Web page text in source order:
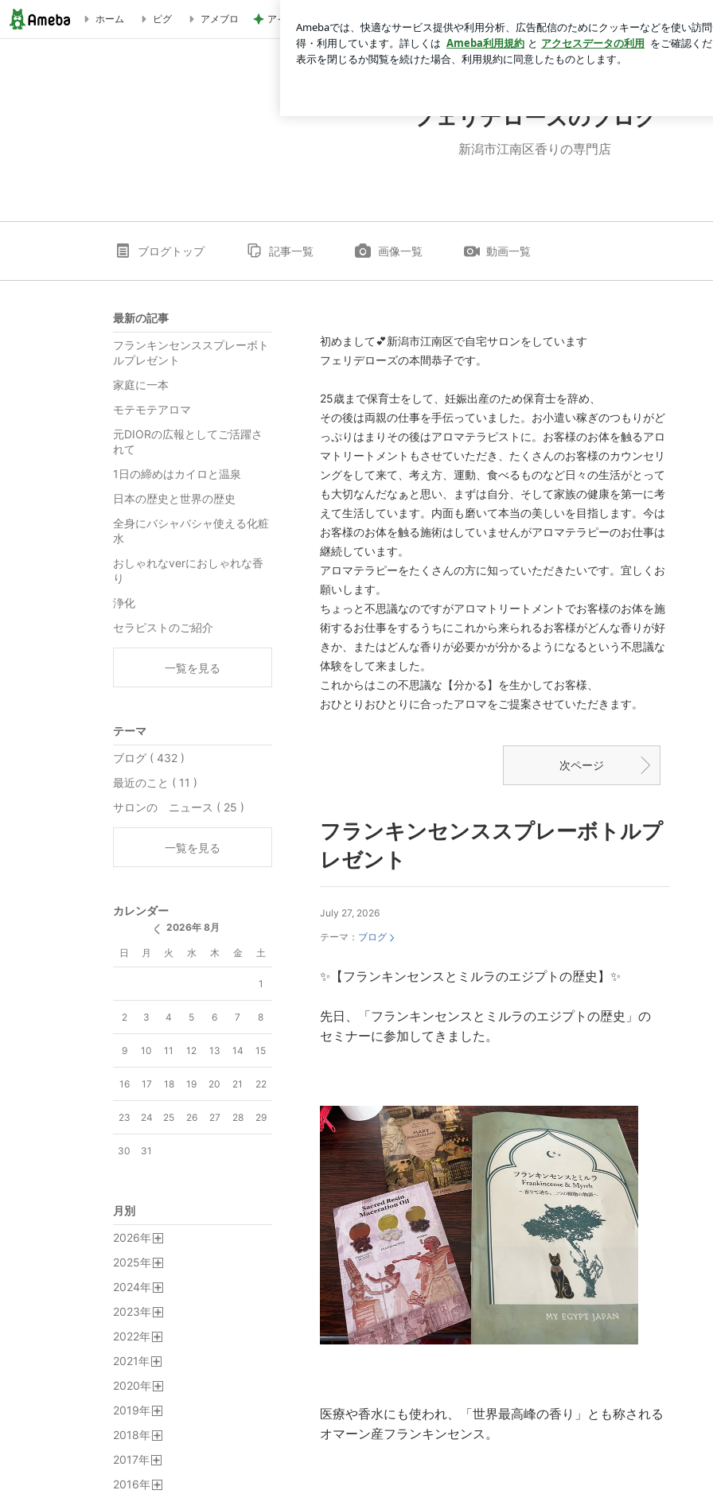
ホーム ピグ アメブロ アイロン要らずの娘の髪型への挑戦
フェリデローズのブログ
新潟市江南区香りの専門店
ブログトップ 記事一覧 画像一覧 動画一覧
初めまして💕新潟市江南区で自宅サロンをしています
フェリデローズの本間恭子です。
25歳まで保育士をして、妊娠出産のため保育士を辞め、
その後は両親の仕事を手伝っていました。お小遣い稼ぎのつもりがど
っぷりはまりその後はアロマテラピストに。お客様のお体を触るアロ
マトリートメントもさせていただき、たくさんのお客様のカウンセリ
ングをして来て、考え方、運動、食べるものなど日々の生活がとって
も大切なんだなぁと思い、まずは自分、そして家族の健康を第一に考
えて生活しています。内面も磨いて本当の美しいを目指します。今は
お客様のお体を触る施術はしていませんがアロマテラピーのお仕事は
継続しています。
アロマテラピーをたくさんの方に知っていただきたいです。宜しくお
願いします。
ちょっと不思議なのですがアロマトリートメントでお客様のお体を施
術するお仕事をするうちにこれから来られるお客様がどんな香りが好
きか、またはどんな香りが必要かが分かるようになるという不思議な
体験をして来ました。
これからはこの不思議な【分かる】を生かしてお客様、
おひとりおひとりに合ったアロマをご提案させていただきます。
次ページ
フランキンセンススプレーボトルプ
レゼント
July 27, 2026
テーマ： ブログ
✨【フランキンセンスとミルラのエジプトの歴史】✨
先日、「フランキンセンスとミルラのエジプトの歴史」の
セミナーに参加してきました。
医療や香水にも使われ、「世界最高峰の香り」とも称される
オマーン産フランキンセンス。
最新の記事
フランキンセンススプレーボト
ルプレゼント
家庭に一本
モテモテアロマ
元DIORの広報としてご活躍さ
れて
1日の締めはカイロと温泉
日本の歴史と世界の歴史
全身にバシャバシャ使える化粧
水
おしゃれなverにおしゃれな香
り
浄化
セラピストのご紹介
一覧を見る
テーマ
ブログ ( 432 )
最近のこと ( 11 )
サロンの ニュース ( 25 )
一覧を見る
カレンダー
2026年 8月
日 月 火 水 木 金 土
1
2 3 4 5 6 7 8
9 10 11 12 13 14 15
16 17 18 19 20 21 22
23 24 25 26 27 28 29
30 31
月別
2026年
2025年
2024年
2023年
2022年
2021年
2020年
2019年
2018年
2017年
2016年